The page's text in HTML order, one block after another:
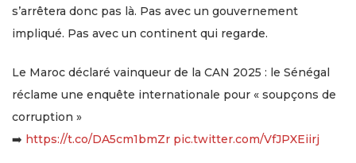
s’arrêtera donc pas là. Pas avec un gouvernement
impliqué. Pas avec un continent qui regarde.
Le Maroc déclaré vainqueur de la CAN 2025 : le Sénégal
réclame une enquête internationale pour « soupçons de
corruption »
➡️ https://t.co/DA5cm1bmZr pic.twitter.com/VfJPXEiirj